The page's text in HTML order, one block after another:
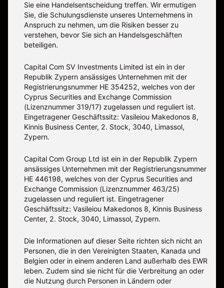
Sie eine Handelsentscheidung treffen. Wir ermutigen
Sie, die Schulungsdienste unseres Unternehmens in
Anspruch zu nehmen, um die Risiken besser zu
verstehen, bevor Sie sich an Handelsgeschäften
beteiligen.
Capital Com SV Investments Limited ist ein in der
Republik Zypern ansässiges Unternehmen mit der
Registrierungsnummer HE 354252, welches von der
Cyprus Securities and Exchange Commission
(Lizenznummer 319/17) zugelassen und reguliert ist.
Eingetragener Geschäftssitz: Vasileiou Makedonos 8,
Kinnis Business Center, 2. Stock, 3040, Limassol,
Zypern.
Capital Com Group Ltd ist ein in der Republik Zypern
ansässiges Unternehmen mit der Registrierungsnummer
ΗΕ 446198, welches von der Cyprus Securities and
Exchange Commission (Lizenznummer 463/25)
zugelassen und reguliert ist. Eingetragener
Geschäftssitz: Vasileiou Makedonos 8, Kinnis Business
Center, 2. Stock, 3040, Limassol, Zypern.
Die Informationen auf dieser Seite richten sich nicht an
Personen, die in den Vereinigten Staaten, Kanada und
Belgien oder in einem anderen Land außerhalb des EWR
leben. Zudem sind sie nicht für die Verbreitung an oder
die Nutzung durch Personen in Ländern oder